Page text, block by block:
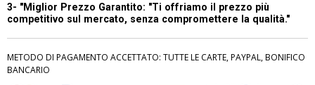
3- "Miglior Prezzo Garantito: "Ti offriamo il prezzo più
competitivo sul mercato, senza compromettere la qualità."
METODO DI PAGAMENTO ACCETTATO: TUTTE LE CARTE, PAYPAL, BONIFICO
BANCARIO